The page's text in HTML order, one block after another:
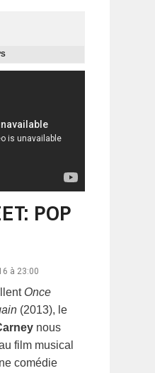
POP
à 23:00
Once
(2013), le
nous
film musical
comédie